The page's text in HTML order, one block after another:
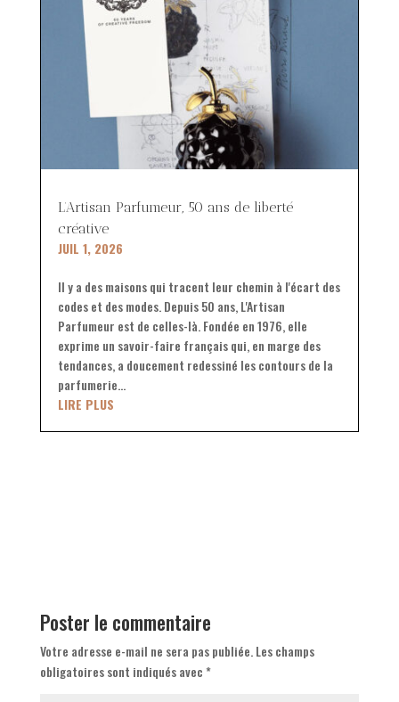
L’Artisan Parfumeur, 50 ans de liberté
créative
JUIL 1, 2026
Il y a des maisons qui tracent leur chemin à l'écart des
codes et des modes. Depuis 50 ans, L'Artisan
Parfumeur est de celles-là. Fondée en 1976, elle
exprime un savoir-faire français qui, en marge des
tendances, a doucement redessiné les contours de la
parfumerie...
LIRE PLUS
Poster le commentaire
Votre adresse e-mail ne sera pas publiée. Les champs
obligatoires sont indiqués avec*